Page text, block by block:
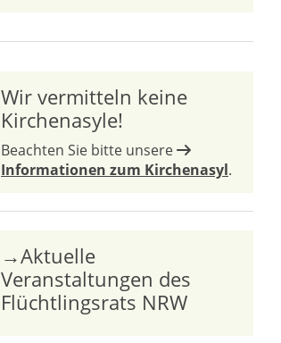
Wir vermitteln keine
Kirchenasyle!
Beachten Sie bitte unsere
Informationen zum Kirchenasyl.
→Aktuelle
Veranstaltungen des
Flüchtlingsrats NRW